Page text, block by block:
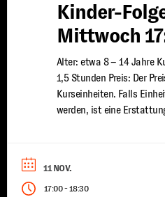
Kinder-
Mittwoch
Alter: etwa 8 – 14 Jahre
1,5 Stunden Preis: Der
Kurseinheiten. Falls
werden, ist eine
vertiefen wir dein Wissen
...
11 NOV.
17:00-18:30